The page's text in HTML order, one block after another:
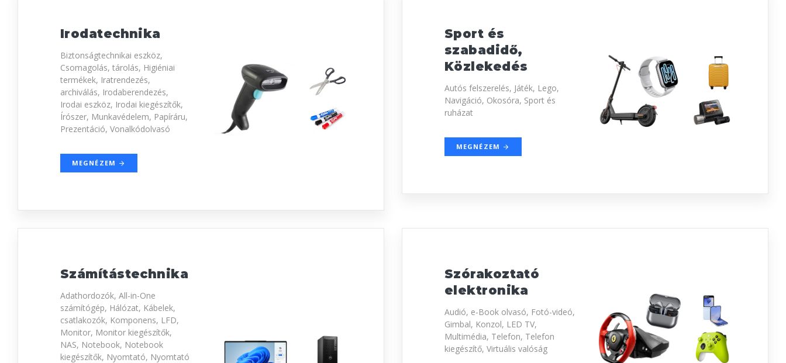
Irodatechnika
Biztonságtechnikai eszköz,
Csomagolás, tárolás, Higiéniai
termékek, Iratrendezés,
archiválás, Irodaberendezés,
Irodai eszköz, Irodai kiegészítők,
Írószer, Munkavédelem, Papíráru,
Prezentáció, Vonalkódolvasó
MEGNÉZEM
Sport és
szabadidő,
Közlekedés
Autós felszerelés, Játék, Lego,
Navigáció, Okosóra, Sport és
ruházat
MEGNÉZEM
Számítástechnika
Adathordozók, All-in-One
számítógép, Hálózat, Kábelek,
csatlakozók, Komponens, LFD,
Monitor, Monitor kiegészítők,
NAS, Notebook, Notebook
kiegészítők, Nyomtató, Nyomtató
Szórakoztató
elektronika
Audió, e-Book olvasó, Fotó-videó,
Gimbal, Konzol, LED TV,
Multimédia, Telefon, Telefon
kiegészítő, Virtuális valóság